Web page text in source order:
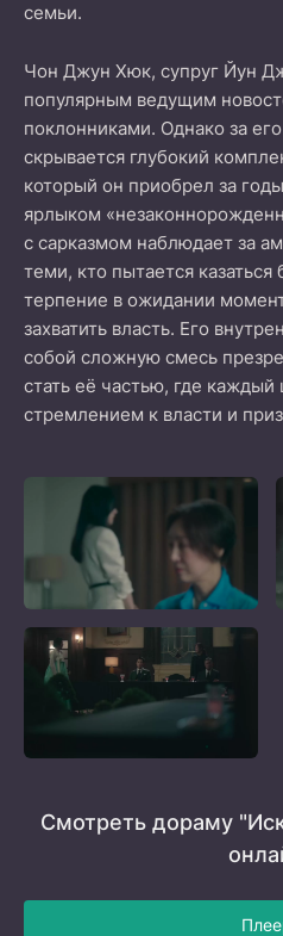
семьи.
Чон Джун Хюк, супруг Йун
популярным ведущим
поклонниками. Однако за
скрывается глубокий
который он приобрел за
ярлыком
с сарказмом наблюдает за
теми, кто пытается
терпение в ожидании
захватить власть. Его
собой сложную смесь
стать её частью, где каждый
стремлением к власти и
Смотреть дораму